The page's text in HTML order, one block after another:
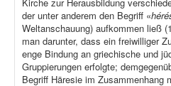
der unter anderem den Begriff «
Weltanschauung) aufkommen ließ
man darunter, dass ein freiwilliger
enge Bindung an griechische und
Gruppierungen erfolgte;
Begriff Häresie im Zusammenhang